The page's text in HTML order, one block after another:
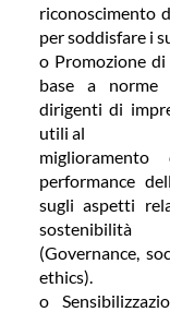
riconoscimento
per soddisfare i
o Promozione
base a norme
dirigenti di
utili al
performance
sugli aspetti
sostenibilità
(Governance,
ethics).
o